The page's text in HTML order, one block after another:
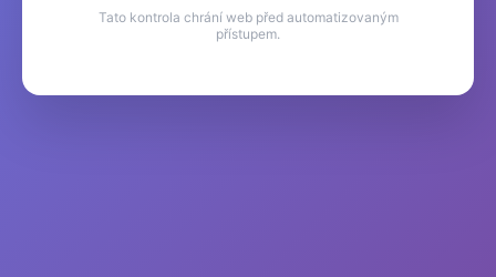
Tato kontrola chrání web před automatizovaným
přístupem.